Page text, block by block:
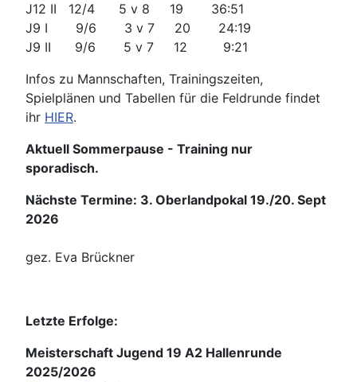
J12 II 12/4 5 v 8 19 36:51
J9 I 9/6 3 v 7 20 24:19
J9 II 9/6 5 v 7 12 9:21
Infos zu Mannschaften, Trainingszeiten,
Spielplänen und Tabellen für die Feldrunde findet
ihr HIER.
Aktuell Sommerpause - Training nur
sporadisch.
Nächste Termine: 3. Oberlandpokal 19./20. Sept
2026
gez. Eva Brückner
Letzte Erfolge:
Meisterschaft Jugend 19 A2 Hallenrunde
2025/2026